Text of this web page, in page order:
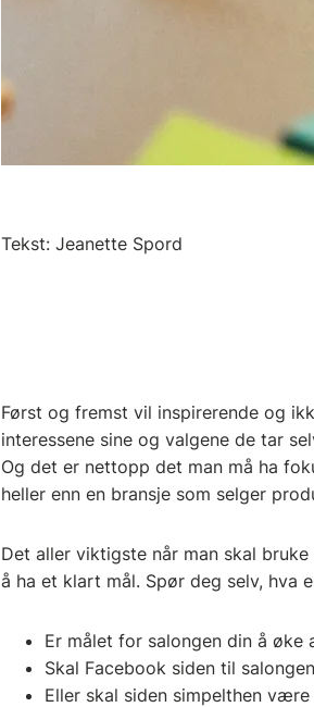
Tekst: Jeanette Spord
Først og fremst vil inspirerende og
interessene sine og valgene de tar
Og det er nettopp det man må ha
heller enn en bransje som selger
Det aller viktigste når man skal
å ha et klart mål. Spør deg selv, hva
Er målet for salongen din å øke
Skal Facebook siden til
Eller skal siden simpelthen